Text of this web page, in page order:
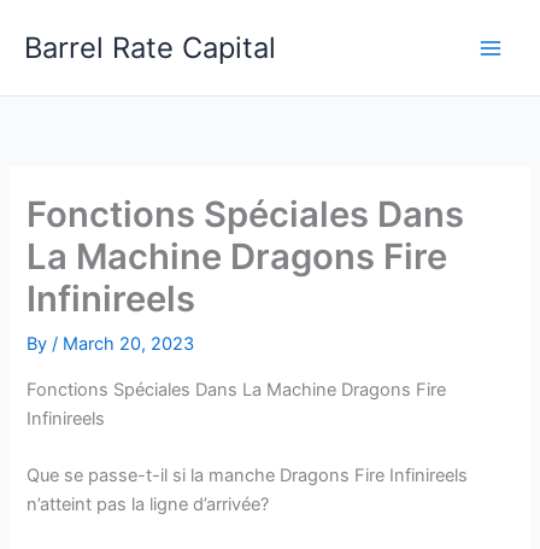
Barrel Rate Capital
Fonctions Spéciales Dans
La Machine Dragons Fire
Infinireels
By/ March 20, 2023
Fonctions Spéciales Dans La Machine Dragons Fire
Infinireels
Que se passe-t-il si la manche Dragons Fire Infinireels
n’atteint pas la ligne d’arrivée?